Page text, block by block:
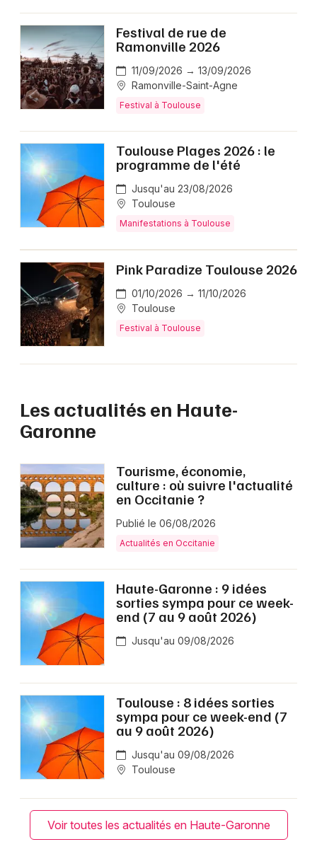
Festival de rue de
Ramonville 2026
11/09/2026 → 13/09/2026
Ramonville-Saint-Agne
Festival à Toulouse
Toulouse Plages 2026 : le
programme de l'été
Jusqu'au 23/08/2026
Toulouse
Manifestations à Toulouse
Pink Paradize Toulouse 2026
01/10/2026 → 11/10/2026
Toulouse
Festival à Toulouse
Les actualités en Haute-
Garonne
Tourisme, économie,
culture : où suivre l'actualité
en Occitanie ?
Publié le 06/08/2026
Actualités en Occitanie
Haute-Garonne : 9 idées
sorties sympa pour ce week-
end (7 au 9 août 2026)
Jusqu'au 09/08/2026
Toulouse : 8 idées sorties
sympa pour ce week-end (7
au 9 août 2026)
Jusqu'au 09/08/2026
Toulouse
Voir toutes les actualités en Haute-Garonne